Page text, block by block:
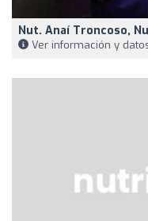
Nut. Anaí Troncoso,
Ver información y